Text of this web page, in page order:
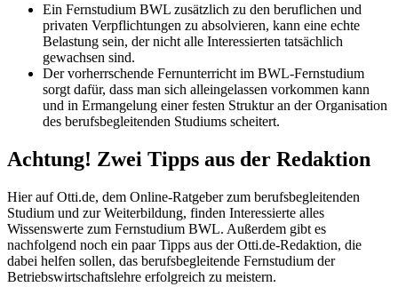
Ein Fernstudium BWL zusätzlich zu den beruflichen und
privaten Verpflichtungen zu absolvieren, kann eine echte
Belastung sein, der nicht alle Interessierten tatsächlich
gewachsen sind.
Der vorherrschende Fernunterricht im BWL-Fernstudium
sorgt dafür, dass man sich alleingelassen vorkommen kann
und in Ermangelung einer festen Struktur an der Organisation
des berufsbegleitenden Studiums scheitert.
Achtung! Zwei Tipps aus der Redaktion
Hier auf Otti.de, dem Online-Ratgeber zum berufsbegleitenden
Studium und zur Weiterbildung, finden Interessierte alles
Wissenswerte zum Fernstudium BWL. Außerdem gibt es
nachfolgend noch ein paar Tipps aus der Otti.de-Redaktion, die
dabei helfen sollen, das berufsbegleitende Fernstudium der
Betriebswirtschaftslehre erfolgreich zu meistern.